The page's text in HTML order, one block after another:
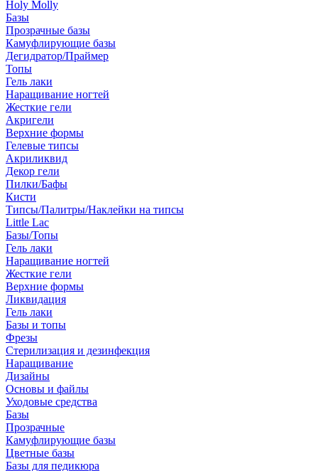
Holy Molly
Базы
Прозрачные базы
Камуфлирующие базы
Дегидратор/Праймер
Топы
Гель лаки
Наращивание ногтей
Жесткие гели
Акригели
Верхние формы
Гелевые типсы
Акриликвид
Декор гели
Пилки/Бафы
Кисти
Типсы/Палитры/Наклейки на типсы
Little Lac
Базы/Топы
Гель лаки
Наращивание ногтей
Жесткие гели
Верхние формы
Ликвидация
Гель лаки
Базы и топы
Фрезы
Стерилизация и дезинфекция
Наращивание
Дизайны
Основы и файлы
Уходовые средства
Базы
Прозрачные
Камуфлирующие базы
Цветные базы
Базы для педикюра